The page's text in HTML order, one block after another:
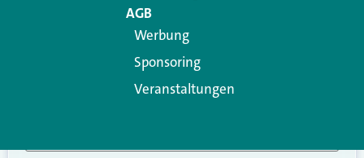
AGB
Werbung
Sponsoring
Veranstaltungen